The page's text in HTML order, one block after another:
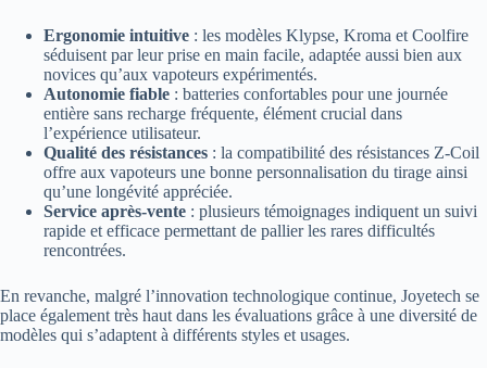
Ergonomie intuitive : les modèles Klypse, Kroma et Coolfire
séduisent par leur prise en main facile, adaptée aussi bien aux
novices qu’aux vapoteurs expérimentés.
Autonomie fiable : batteries confortables pour une journée
entière sans recharge fréquente, élément crucial dans
l’expérience utilisateur.
Qualité des résistances : la compatibilité des résistances Z-Coil
offre aux vapoteurs une bonne personnalisation du tirage ainsi
qu’une longévité appréciée.
Service après-vente : plusieurs témoignages indiquent un suivi
rapide et efficace permettant de pallier les rares difficultés
rencontrées.
En revanche, malgré l’innovation technologique continue, Joyetech se
place également très haut dans les évaluations grâce à une diversité de
modèles qui s’adaptent à différents styles et usages.